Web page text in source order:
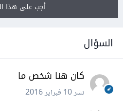
أجب على هذا
السؤال
كان هنا شخص ما
نشر10 فبراير 2016